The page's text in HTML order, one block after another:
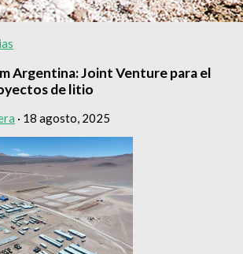
Argentina: Joint Venture para el
de litio
· 18 agosto, 2025